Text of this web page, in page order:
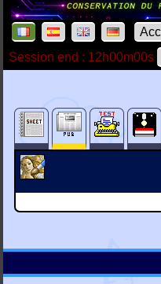
Session end : 12h00m00s